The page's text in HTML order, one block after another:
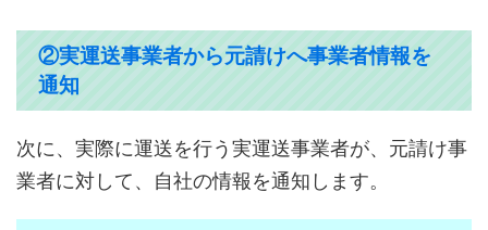
②実運送事業者から元請けへ事業者情報を
通知
次に、実際に運送を行う実運送事業者が、元請け事
業者に対して、自社の情報を通知します。